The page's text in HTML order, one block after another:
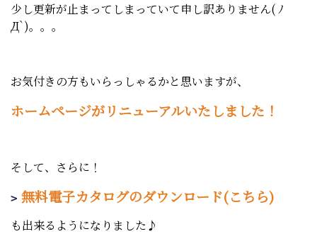
少し更新が止まってしまっていて申し訳ありません( ﾉ
Д`)。。。
お気付きの方もいらっしゃるかと思いますが、
ホームページがリニューアルいたしました！
そして、さらに！
無料電子カタログのダウンロード(こちら)
も出来るようになりました♪